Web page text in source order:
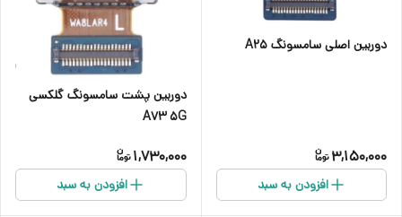
دوربین اصلی سامسونگ A25
3,150,000
افزودن به سبد
دوربین پشت سامسونگ گلکسی
A73 5G
1,730,000
افزودن به سبد